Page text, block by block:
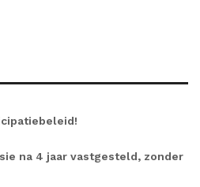
na 4 jaar vastgesteld, zonder